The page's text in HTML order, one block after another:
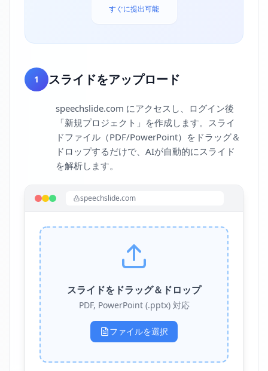
すぐに提出可能
1 スライドをアップロード
speechslide.com にアクセスし、ログイン後
「新規プロジェクト」を作成します。スライ
ドファイル（PDF/PowerPoint）をドラッグ＆
ドロップするだけで、AIが自動的にスライド
を解析します。
speechslide.com
スライドをドラッグ＆ドロップ
PDF, PowerPoint (.pptx) 対応
ファイルを選択